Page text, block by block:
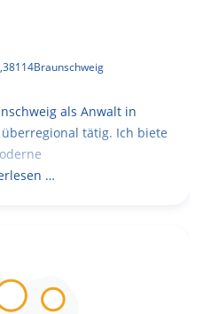
,38114Braunschweig
als Anwalt in
tätig. Ich biete
…